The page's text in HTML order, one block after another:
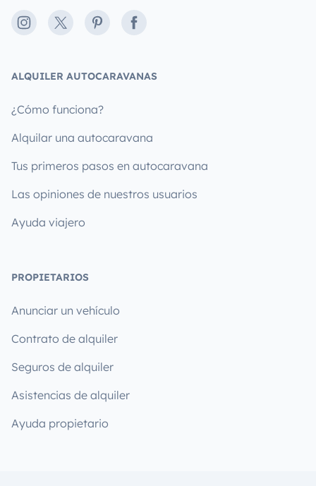
Instagram
X PinterestFacebook
ALQUILER AUTOCARAVANAS
¿Cómo funciona?
Alquilar una autocaravana
Tus primeros pasos en autocaravana
Las opiniones de nuestros usuarios
Ayuda viajero
PROPIETARIOS
Anunciar un vehículo
Contrato de alquiler
Seguros de alquiler
Asistencias de alquiler
Ayuda propietario